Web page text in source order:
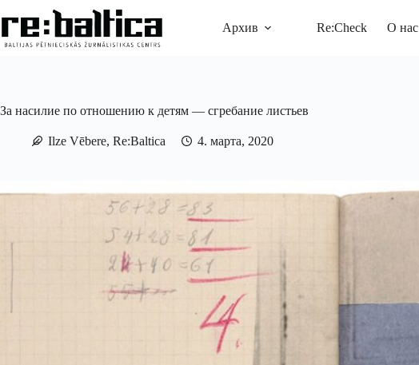
к
сути
Архив Re:Check О нас
За насилие по отношению к детям — сгребание листьев
Ilze Vēbere, Re:Baltica 4. марта, 2020